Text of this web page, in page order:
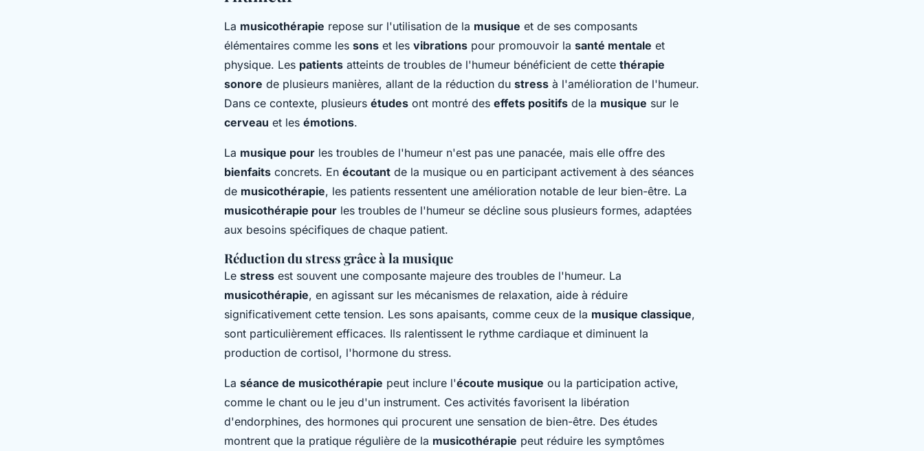
La musicothérapie repose sur l'utilisation de la musique et de ses composants
élémentaires comme les sons et les vibrations pour promouvoir la santé mentale et
physique. Les patients atteints de troubles de l'humeur bénéficient de cette thérapie
sonore de plusieurs manières, allant de la réduction du stress à l'amélioration de l'humeur.
Dans ce contexte, plusieurs études ont montré des effets positifs de la musique sur le
cerveau et les émotions.
La musique pour les troubles de l'humeur n'est pas une panacée, mais elle offre des
bienfaits concrets. En écoutant de la musique ou en participant activement à des séances
de musicothérapie, les patients ressentent une amélioration notable de leur bien-être. La
musicothérapie pour les troubles de l'humeur se décline sous plusieurs formes, adaptées
aux besoins spécifiques de chaque patient.
Réduction du stress grâce à la musique
Le stress est souvent une composante majeure des troubles de l'humeur. La
musicothérapie, en agissant sur les mécanismes de relaxation, aide à réduire
significativement cette tension. Les sons apaisants, comme ceux de la musique classique,
sont particulièrement efficaces. Ils ralentissent le rythme cardiaque et diminuent la
production de cortisol, l'hormone du stress.
La séance de musicothérapie peut inclure l'écoute musique ou la participation active,
comme le chant ou le jeu d'un instrument. Ces activités favorisent la libération
d'endorphines, des hormones qui procurent une sensation de bien-être. Des études
montrent que la pratique régulière de la musicothérapie peut réduire les symptômes